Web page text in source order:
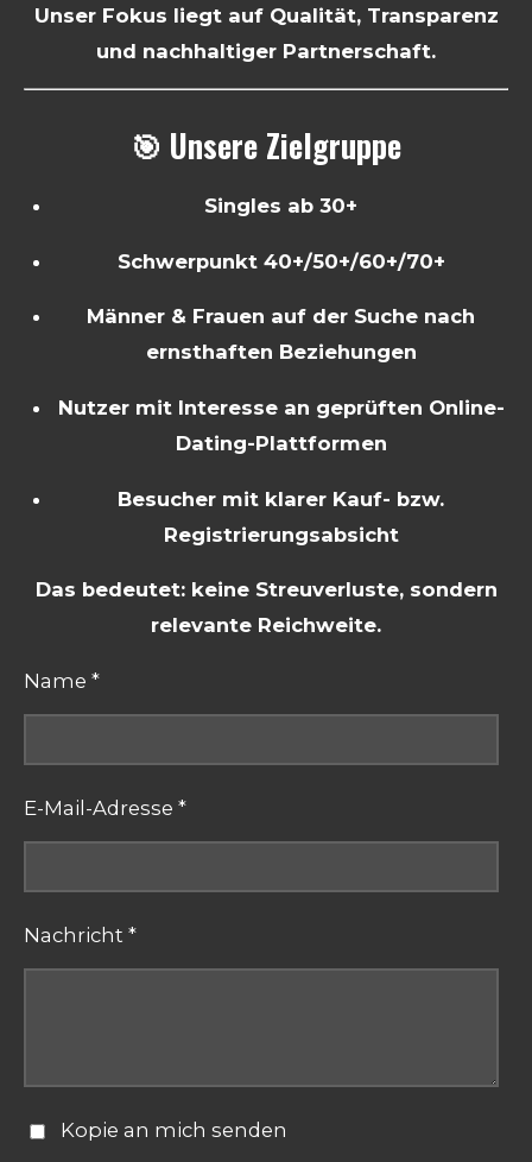
Unser Fokus liegt auf Qualität, Transparenz
und nachhaltiger Partnerschaft.
🎯 Unsere Zielgruppe
Singles ab 30+
Schwerpunkt 40+/50+/60+/70+
Männer & Frauen auf der Suche nach
ernsthaften Beziehungen
Nutzer mit Interesse an geprüften Online-
Dating-Plattformen
Besucher mit klarer Kauf- bzw.
Registrierungsabsicht
Das bedeutet: keine Streuverluste, sondern
relevante Reichweite.
Name *
E-Mail-Adresse *
Nachricht *
Kopie an mich senden